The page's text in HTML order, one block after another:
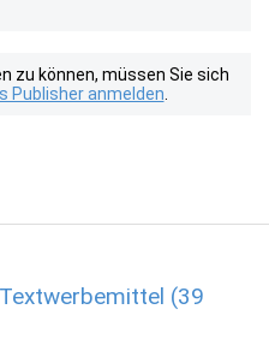
zu können, müssen Sie sich
Publisher anmelden
(39